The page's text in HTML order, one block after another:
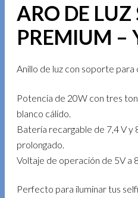
ARO DE LUZ
PREMIUM –
Anillo de luz con soporte para
Potencia de 20W con tres
blanco cálido.
Batería recargable de 7,4 V y
prolongado.
Voltaje de operación de 5V a
Perfecto para iluminar tus